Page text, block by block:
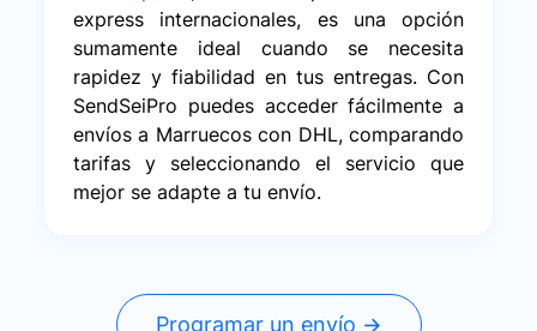
express internacionales, es una opción
sumamente ideal cuando se necesita
rapidez y fiabilidad en tus entregas. Con
SendSeiPro puedes acceder fácilmente a
envíos a Marruecos con DHL, comparando
tarifas y seleccionando el servicio que
mejor se adapte a tu envío.
Programar un envío →